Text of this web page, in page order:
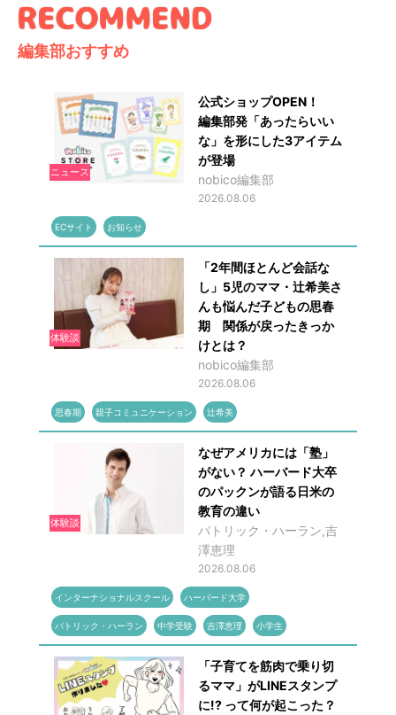
編集部おすすめ
ニュース
公式ショップOPEN！
編集部発「あったらいい
な」を形にした3アイテム
が登場
nobico編集部
2026.08.06
ECサイト お知らせ
体験談
「2年間ほとんど会話な
し」5児のママ・辻希美さ
んも悩んだ子どもの思春
期 関係が戻ったきっか
けとは？
nobico編集部
2026.08.06
思春期 親子コミュニケーション 辻希美
体験談
なぜアメリカには「塾」
がない？ ハーバード大卒
のパックンが語る日米の
教育の違い
パトリック・ハーラン,吉
澤恵理
2026.08.06
インターナショナルスクール ハーバード大学
パトリック・ハーラン 中学受験 吉澤恵理 小学生
「子育てを筋肉で乗り切
るママ」がLINEスタンプ
に!? って何が起こった？